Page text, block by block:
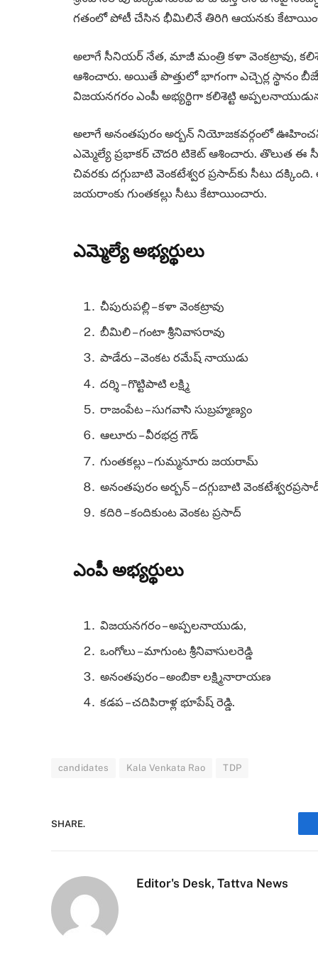
గతంలో పోటీ చేసిన భీమిలినే తిరిగి ఆయనకు
అలాగే సీనియర్‌ నేత, మాజీ మంత్రి కళా వెంకట్రావు,
ఆశించారు. అయితే పొత్తులో భాగంగా ఎచ్చెర్ల స్థానం
విజయనగరం ఎంపీ అభ్యర్థిగా కలిశెట్టి
అలాగే అనంతపురం అర్బన్ నియోజకవర్గంలో
ఎమ్మెల్యే ప్రభాకర్ చౌదరి టికెట్ ఆశించారు. తొలుత ఈ
చివరకు దగ్గుబాటి వెంకటేశ్వర ప్రసాద్‌కు సీటు
జయరాంకు గుంతకల్లు సీటు కేటాయించారు.
ఎమ్మెల్యే అభ్యర్థులు
చీపురుపల్లి – కళా వెంకట్రావు
బీమిలి – గంటా శ్రీనివాసరావు
పాడేరు – వెంకట రమేష్ నాయుడు
దర్శి – గొట్టిపాటి లక్ష్మి
రాజంపేట – సుగవాసి సుబ్రహ్మణ్యం
ఆలూరు – వీరభద్ర గౌడ్
గుంతకల్లు – గుమ్మనూరు జయరామ్
అనంతపురం అర్బన్ – దగ్గుబాటి
కదిరి – కందికుంట వెంకట ప్రసాద్
ఎంపీ అభ్యర్థులు
విజయనగరం – అప్పలనాయుడు,
ఒంగోలు – మాగుంట శ్రీనివాసులరెడ్డి
అనంతపురం – అంబికా లక్ష్మినారాయణ
కడప – చదిపిరాళ్ల భూపేష్ రెడ్డి.
candidates Kala Venkata Rao TDP
SHARE.
Editor's Desk, Tattva News